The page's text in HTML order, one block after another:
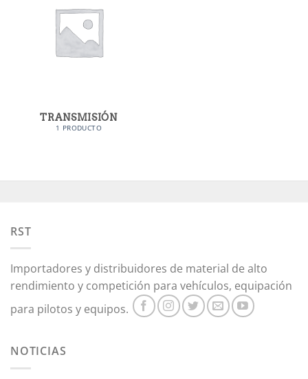
TRANSMISIÓN
1 PRODUCTO
RST
Importadores y distribuidores de material de alto
rendimiento y competición para vehículos, equipación
para pilotos y equipos.
NOTICIAS